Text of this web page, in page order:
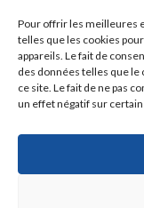
Pour offrir les meilleures
telles que les cookies
appareils. Le fait de
des données telles que
ce site. Le fait de ne pas
un effet négatif sur
RECEVEZ
NOTRE
JE M'INSCRIS